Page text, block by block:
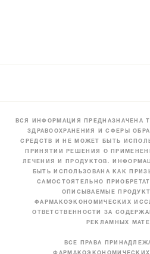
ВСЯ ИНФОРМАЦИЯ ПРЕДНАЗНАЧЕНА
ЗДРАВООХРАНЕНИЯ И СФЕРЫ
СРЕДСТВ И НЕ МОЖЕТ БЫТЬ
ПРИНЯТИИ РЕШЕНИЯ О
ЛЕЧЕНИЯ И ПРОДУКТОВ.
БЫТЬ ИСПОЛЬЗОВАНА КАК
САМОСТОЯТЕЛЬНО
ОПИСЫВАЕМЫЕ
ФАРМАКОЭКОНОМИЧЕСКИХ
ОТВЕТСТВЕННОСТИ ЗА
РЕКЛАМНЫХ
ВСЕ ПРАВА